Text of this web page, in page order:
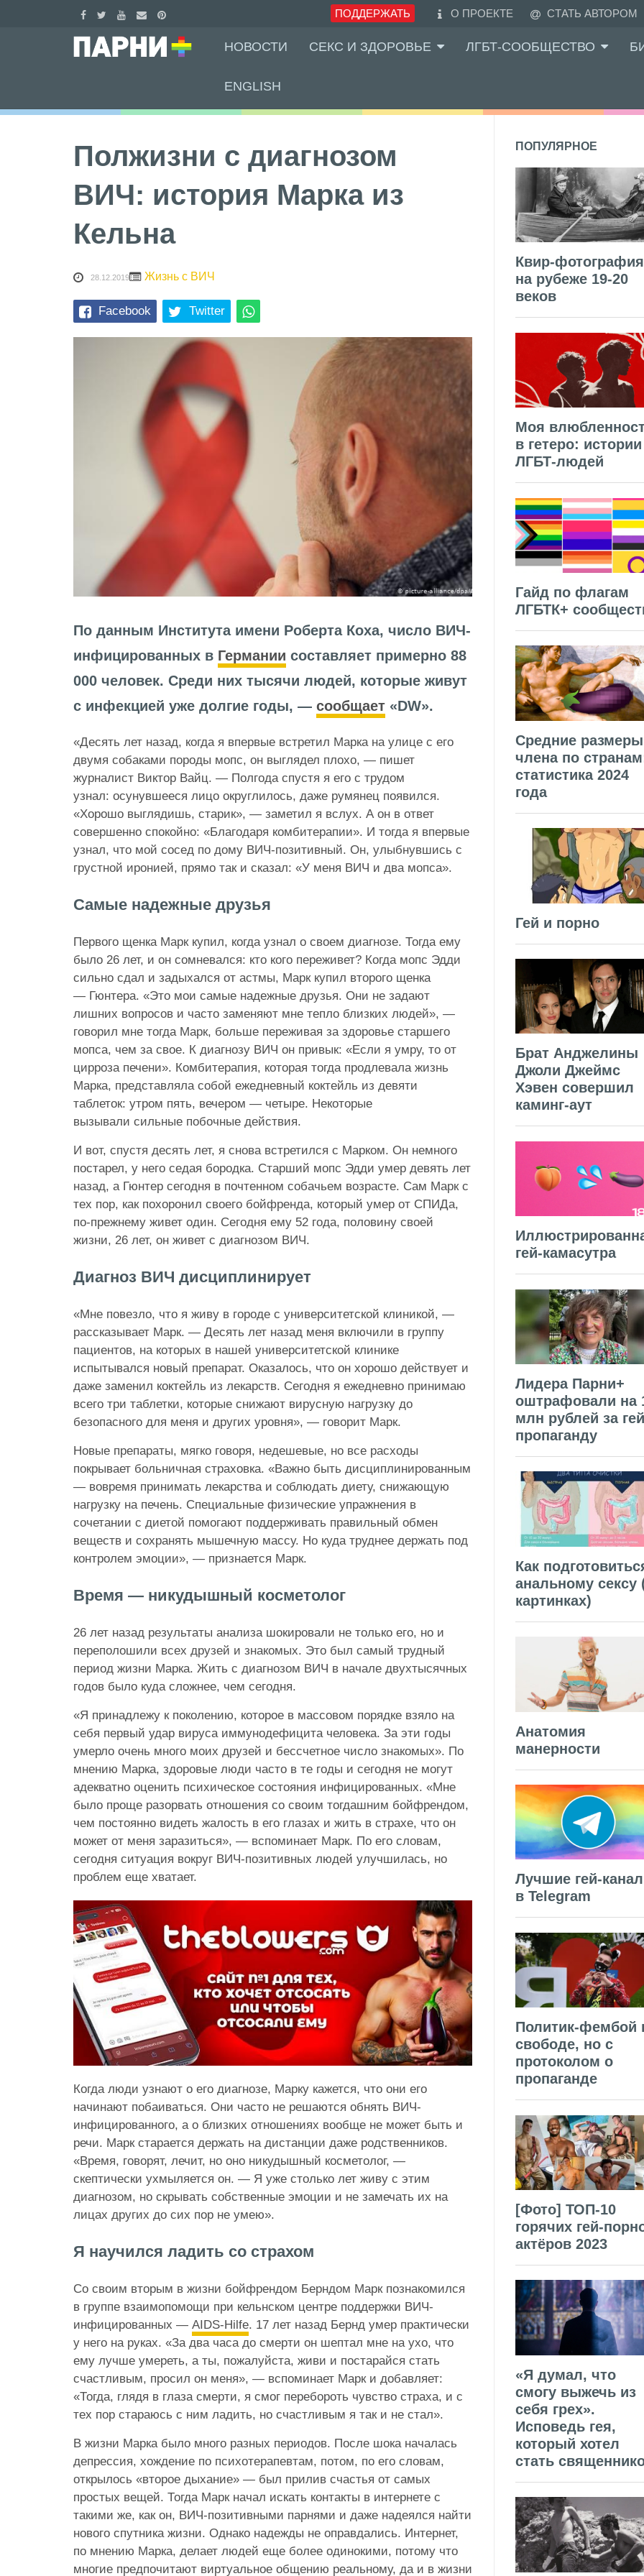
ПОДДЕРЖАТЬ О ПРОЕКТЕ СТАТЬ АВТОРОМ
НОВОСТИ СЕКС И ЗДОРОВЬЕ ЛГБТ-СООБЩЕСТВО
ENGLISH
Полжизни с диагнозом
ВИЧ: история Марка из
Кельна
28.12.2019 Жизнь с ВИЧ
Facebook Twitter
По данным Института имени Роберта Коха, число ВИЧ-
инфицированных в Германии составляет примерно 88
000 человек. Среди них тысячи людей, которые живут
с инфекцией уже долгие годы, — сообщает «DW».
«Десять лет назад, когда я впервые встретил Марка на улице с его
двумя собаками породы мопс, он выглядел плохо, — пишет
журналист Виктор Вайц. — Полгода спустя я его с трудом
узнал: осунувшееся лицо округлилось, даже румянец появился.
«Хорошо выглядишь, старик», — заметил я вслух. А он в ответ
совершенно спокойно: «Благодаря комбитерапии». И тогда я впервые
узнал, что мой сосед по дому ВИЧ-позитивный. Он, улыбнувшись с
грустной иронией, прямо так и сказал: «У меня ВИЧ и два мопса».
Самые надежные друзья
Первого щенка Марк купил, когда узнал о своем диагнозе. Тогда ему
было 26 лет, и он сомневался: кто кого переживет? Когда мопс Эдди
сильно сдал и задыхался от астмы, Марк купил второго щенка
— Гюнтера. «Это мои самые надежные друзья. Они не задают
лишних вопросов и часто заменяют мне тепло близких людей», —
говорил мне тогда Марк, больше переживая за здоровье старшего
мопса, чем за свое. К диагнозу ВИЧ он привык: «Если я умру, то от
цирроза печени». Комбитерапия, которая тогда продлевала жизнь
Марка, представляла собой ежедневный коктейль из девяти
таблеток: утром пять, вечером — четыре. Некоторые
вызывали сильные побочные действия.
И вот, спустя десять лет, я снова встретился с Марком. Он немного
постарел, у него седая бородка. Старший мопс Эдди умер девять лет
назад, а Гюнтер сегодня в почтенном собачьем возрасте. Сам Марк с
тех пор, как похоронил своего бойфренда, который умер от СПИДа,
по-прежнему живет один. Сегодня ему 52 года, половину своей
жизни, 26 лет, он живет с диагнозом ВИЧ.
Диагноз ВИЧ дисциплинирует
«Мне повезло, что я живу в городе с университетской клиникой, —
рассказывает Марк. — Десять лет назад меня включили в группу
пациентов, на которых в нашей университетской клинике
испытывался новый препарат. Оказалось, что он хорошо действует и
даже заменил коктейль из лекарств. Сегодня я ежедневно принимаю
всего три таблетки, которые снижают вирусную нагрузку до
безопасного для меня и других уровня», — говорит Марк.
Новые препараты, мягко говоря, недешевые, но все расходы
покрывает больничная страховка. «Важно быть дисциплинированным
— вовремя принимать лекарства и соблюдать диету, снижающую
нагрузку на печень. Специальные физические упражнения в
сочетании с диетой помогают поддерживать правильный обмен
веществ и сохранять мышечную массу. Но куда труднее держать под
контролем эмоции», — признается Марк.
Время — никудышный косметолог
26 лет назад результаты анализа шокировали не только его, но и
переполошили всех друзей и знакомых. Это был самый трудный
период жизни Марка. Жить с диагнозом ВИЧ в начале двухтысячных
годов было куда сложнее, чем сегодня.
«Я принадлежу к поколению, которое в массовом порядке взяло на
себя первый удар вируса иммунодефицита человека. За эти годы
умерло очень много моих друзей и бессчетное число знакомых». По
мнению Марка, здоровые люди часто в те годы и сегодня не могут
адекватно оценить психическое состояния инфицированных. «Мне
было проще разорвать отношения со своим тогдашним бойфрендом,
чем постоянно видеть жалость в его глазах и жить в страхе, что он
может от меня заразиться», — вспоминает Марк. По его словам,
сегодня ситуация вокруг ВИЧ-позитивных людей улучшилась, но
проблем еще хватает.
Когда люди узнают о его диагнозе, Марку кажется, что они его
начинают побаиваться. Они часто не решаются обнять ВИЧ-
инфицированного, а о близких отношениях вообще не может быть и
речи. Марк старается держать на дистанции даже родственников.
«Время, говорят, лечит, но оно никудышный косметолог, —
скептически ухмыляется он. — Я уже столько лет живу с этим
диагнозом, но скрывать собственные эмоции и не замечать их на
лицах других до сих пор не умею».
Я научился ладить со страхом
Со своим вторым в жизни бойфрендом Берндом Марк познакомился
в группе взаимопомощи при кельнском центре поддержки ВИЧ-
инфицированных — AIDS-Hilfe. 17 лет назад Бернд умер практически
у него на руках. «За два часа до смерти он шептал мне на ухо, что
ему лучше умереть, а ты, пожалуйста, живи и постарайся стать
счастливым, просил он меня», — вспоминает Марк и добавляет:
«Тогда, глядя в глаза смерти, я смог перебороть чувство страха, и с
тех пор стараюсь с ним ладить, но счастливым я так и не стал».
В жизни Марка было много разных периодов. После шока началась
депрессия, хождение по психотерапевтам, потом, по его словам,
открылось «второе дыхание» — был прилив счастья от самых
простых вещей. Тогда Марк начал искать контакты в интернете с
такими же, как он, ВИЧ-позитивными парнями и даже надеялся найти
нового спутника жизни. Однако надежды не оправдались. Интернет,
по мнению Марка, делает людей еще более одинокими, потому что
многие предпочитают виртуальное общению реальному, да и в жизни
ПОПУЛЯРНОЕ
Квир-фотография
на рубеже 19-20
веков
Моя
в гетеро: истории
ЛГБТ-людей
Гайд по флагам
ЛГБТК+
Средние размеры
члена по
статистика 2024
года
Гей и порно
Брат Анджелины
Джоли Джеймс
Хэвен совершил
каминг-аут
гей-камасутра
Лидера Парни+
оштрафовали на
млн рублей за
пропаганду
Как
анальному сексу
картинках)
Анатомия
манерности
Лучшие гей-
в Telegram
Политик-фембой
свободе, но с
протоколом о
пропаганде
[Фото] ТОП-10
горячих гей-
актёров 2023
«Я думал, что
смогу выжечь из
себя грех».
Исповедь гея,
который хотел
стать